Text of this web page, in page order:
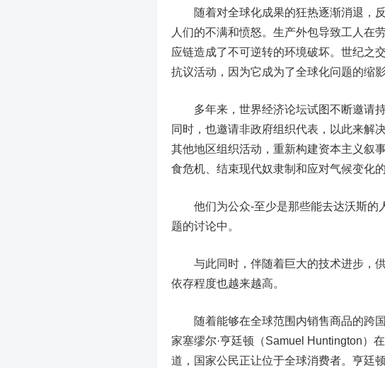
随着对全球化成果的狂热逐渐消退，反
人们的不满和愤怒。生产外包导致工人在
应链造成了不可逆转的环境破坏。世纪之
抗议活动，因为它成为了全球化问题的缩影
多年来，世界经济论坛试图不断邀请持
同时，也邀请非政府组织代表，以此来解
其他地区组织活动，重新构建资本主义叙
食危机、结束现代奴隶制和应对气候变化
他们为公众-至少是那些能去达沃斯的
题的讨论中。
与此同时，伴随着巨大的技术进步，供
依存程度也越来越高。
随着能够在全球范围内销售商品的跨国
家塞缪尔·亨廷顿（Samuel Huntington）
道，国家公民正让位于全球消费者。亨廷